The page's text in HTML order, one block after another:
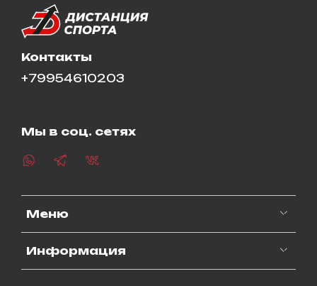
Меню
Информация
Контакты
+79954610203
Мы в соц. сетях